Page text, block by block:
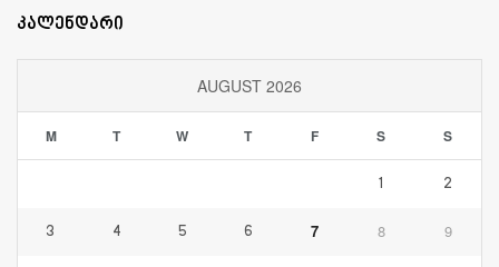
კალენდარი
AUGUST 2026
M T W T F S S
1 2
3 4 5 6 7 8 9